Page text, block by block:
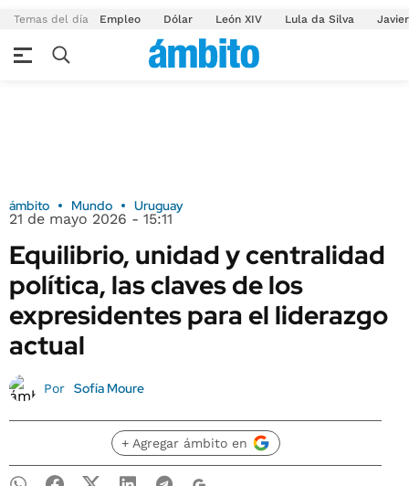
Temas del día Empleo Dólar León XIV Lula da Silva
ámbito Mundo Uruguay
21 de mayo 2026 - 15:11
Equilibrio, unidad y centralidad
política, las claves de los
expresidentes para el liderazgo
actual
Por Sofía Moure
+ Agregar ámbito en